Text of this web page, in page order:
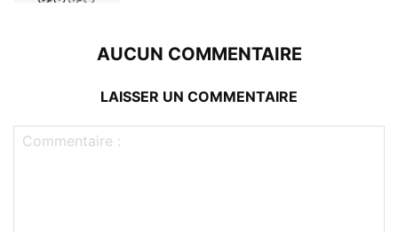
AUCUN COMMENTAIRE
LAISSER UN COMMENTAIRE